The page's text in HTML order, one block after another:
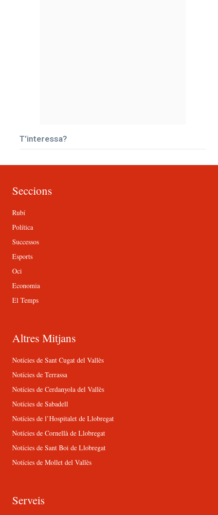
T’interessa?
Seccions
Rubí
Política
Successos
Esports
Oci
Economia
El Temps
Altres Mitjans
Notícies de Sant Cugat del Vallès
Notícies de Terrassa
Notícies de Cerdanyola del Vallès
Notícies de Sabadell
Notícies de l’Hospitalet de Llobregat
Notícies de Cornellà de Llobregat
Notícies de Sant Boi de Llobregat
Notícies de Mollet del Vallès
Serveis